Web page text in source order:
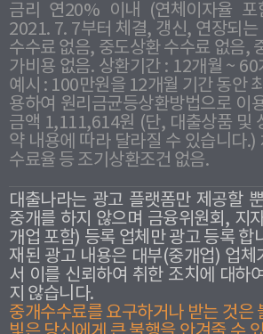
금리 연20% 이내 (연체이자율
2021. 7. 7부터 체결, 갱신, 연장되
수수료 없음, 중도상환 수수료 없음,
가비용 없음. 상환기간 : 12개월 ~
예시 : 100만원을 12개월 기간 동안
용하여 원리금균등상환방법으로 이
금액 1,111,614원 (단, 대출상품 및
약 내용에 따라 달라질 수 있습니다
수료율 등 조기상환조건 없음.
대출나라는 광고 플랫폼만 제공할
중개를 하지 않으며 금융위원회, 지
개업 포함) 등록 업체만 광고 등록 합
재된 광고 내용은 대부(중개업) 업체
서 이를 신뢰하여 취한 조치에 대하
지 않습니다.
중개수수료를 요구하거나 받는 것은